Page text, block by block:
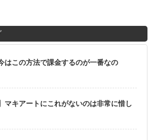
はこの方法で課金するのが一番なの
マキアートにこれがないのは非常に惜し